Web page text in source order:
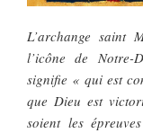
L’archange saint
l’icône de Notre-
signifie « qui est
que Dieu est
soient les